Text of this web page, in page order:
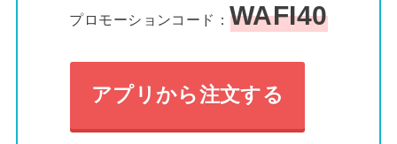
プロモーションコード： WAFI40
アプリから注文する